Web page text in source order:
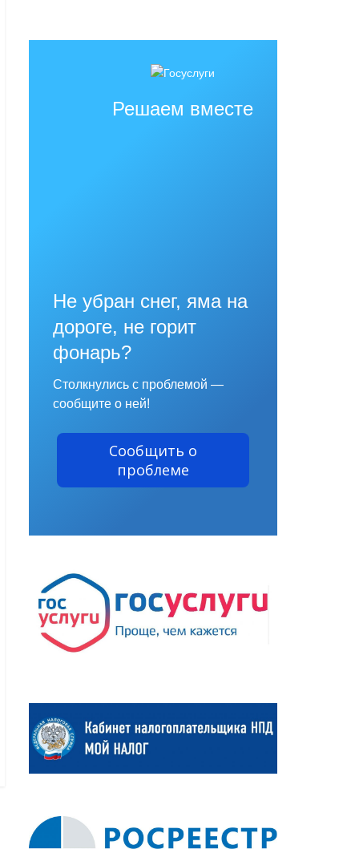
Решаем вместе
Не убран снег, яма на
дороге, не горит
фонарь?
Столкнулись с проблемой —
сообщите о ней!
Сообщить о
проблеме